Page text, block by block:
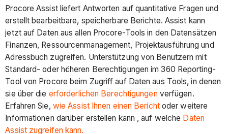
Procore Assist liefert Antworten auf quantitative Fragen und
erstellt bearbeitbare, speicherbare Berichte. Assist kann
jetzt auf Daten aus allen Procore-Tools in den Datensätzen
Finanzen, Ressourcenmanagement, Projektausführung und
Adressbuch zugreifen. Unterstützung von Benutzern mit
Standard- oder höheren Berechtigungen im 360 Reporting-
Tool von Procore beim Zugriff auf Daten aus Tools, in denen
sie über die erforderlichen Berechtigungenverfügen.
Erfahren Sie, wie Assist Ihnen einen Berichtoder weitere
Informationen darüber erstellen kann , auf welche Daten
Assist zugreifen kann.